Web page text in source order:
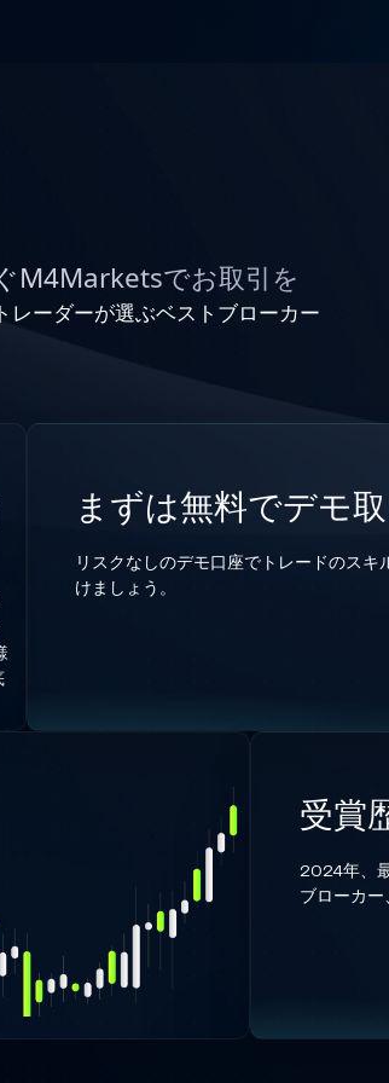
M4Marketsでお取引を
レーダーが選ぶベストブローカー
まずは無料でデモ
リスクなしのデモ口座でトレードのスキ
けましょう。
受賞
2024年、
ブローカ